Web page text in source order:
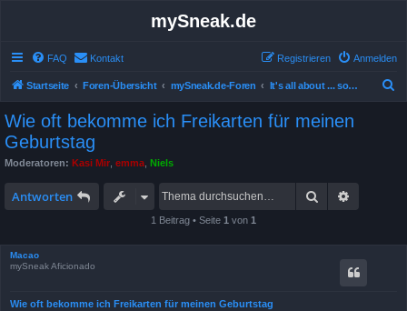
mySneak.de
FAQ Kontakt Anmelden
Registrieren
Startseite Foren-Übersicht mySneak.de-Foren It's all about ... something!
Wie oft bekomme ich Freikarten für meinen
Geburtstag
Moderatoren: Kasi Mir emma Niels
Antworten Suche
1 Beitrag • Seite 1 von 1
Macao
mySneak Aficionado
Wie oft bekomme ich Freikarten für meinen Geburtstag